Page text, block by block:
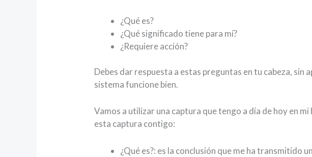
¿Qué es?
¿Qué significado tiene para mí?
¿Requiere acción?
Debes dar respuesta a estas preguntas en tu cabeza,
sistema funcione bien.
Vamos a utilizar una captura que tengo a día de hoy en
esta captura contigo:
¿Qué es?: es la conclusión que me ha transmitido